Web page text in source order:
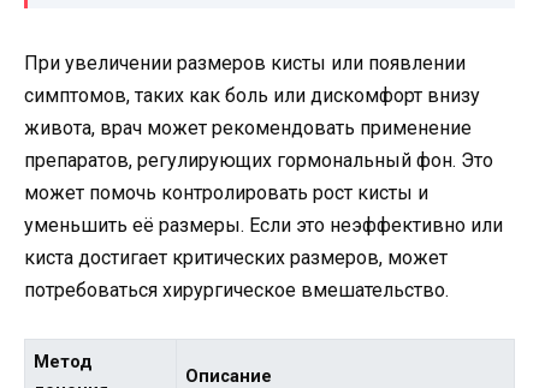
При увеличении размеров кисты или появлении
симптомов, таких как боль или дискомфорт внизу
живота, врач может рекомендовать применение
препаратов, регулирующих гормональный фон. Это
может помочь контролировать рост кисты и
уменьшить её размеры. Если это неэффективно или
киста достигает критических размеров, может
потребоваться хирургическое вмешательство.
Метод
Описание